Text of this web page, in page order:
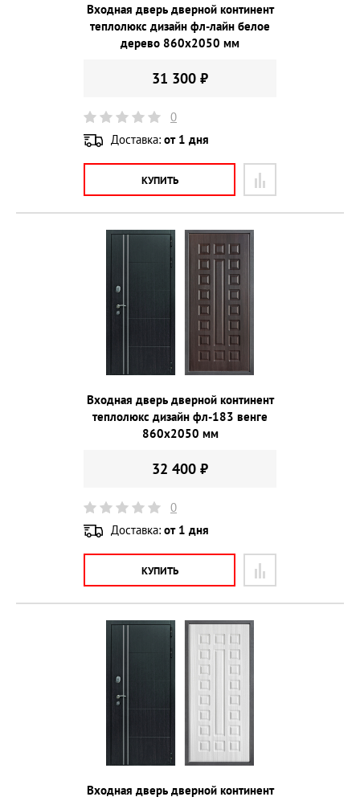
Входная дверь дверной континент
теплолюкс дизайн фл-лайн белое
дерево 860х2050 мм
31 300 ₽
0
Доставка: от 1 дня
КУПИТЬ
Входная дверь дверной континент
теплолюкс дизайн фл-183 венге
860х2050 мм
32 400 ₽
0
Доставка: от 1 дня
КУПИТЬ
Входная дверь дверной континент